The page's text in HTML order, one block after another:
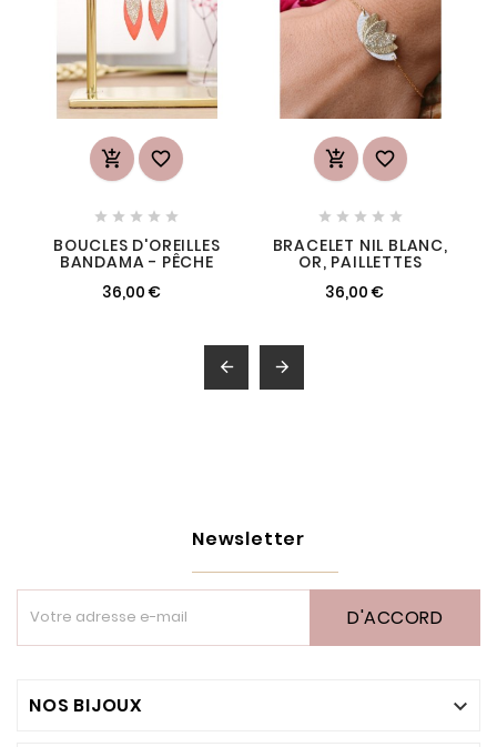
 
    
BOUCLES D'OREILLES
BANDAMA - PÊCHE
36,00 €
 
    
BRACELET NIL BLANC,
OR, PAILLETTES
36,00 €
 
Newsletter
D'ACCORD
NOS BIJOUX 